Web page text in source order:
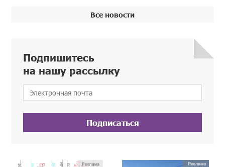
Все новости
Подпишитесь
на нашу рассылку
Подписаться